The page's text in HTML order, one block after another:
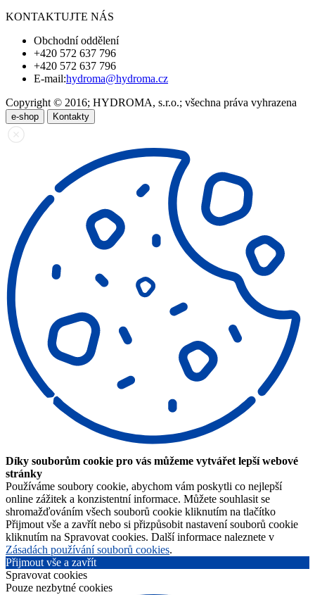
KONTAKTUJTE NÁS
Obchodní oddělení
+420 572 637 796
+420 572 637 796
E-mail:hydroma@hydroma.cz
Copyright © 2016; HYDROMA, s.r.o.; všechna práva vyhrazena
e-shop Kontakty
Díky souborům cookie pro vás můžeme vytvářet lepší webové
stránky
Používáme soubory cookie, abychom vám poskytli co nejlepší
online zážitek a konzistentní informace. Můžete souhlasit se
shromažďováním všech souborů cookie kliknutím na tlačítko
Přijmout vše a zavřít nebo si přizpůsobit nastavení souborů cookie
kliknutím na Spravovat cookies. Další informace naleznete v
Zásadách používání souborů cookies.
Přijmout vše a zavřít
Spravovat cookies
Pouze nezbytné cookies